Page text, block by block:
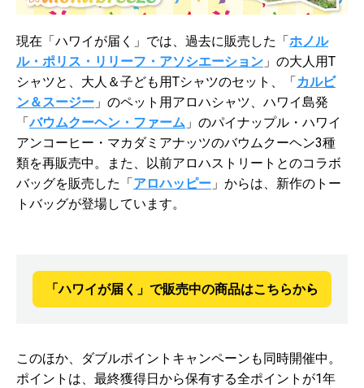
現在「ハワイが届く」では、過去に販売した「 ホノル
ル・ポリス・リリーフ・アソシエーション 」の大人用T
シャツと、大人＆子ども用Tシャツのセット、「 カルビ
ン＆スージー 」のペット用アロハシャツ、ハワイ島発
「バウムクーヘン・ファーム 」のパイナップル・ハワイ
アンコーヒー・マカダミアナッツのバウムクーヘン3種
類を再販売中。また、以前アロハストリートとのコラボ
バッグを販売した「 アロハッピー 」からは、新作のトー
トバッグが登場しています。
「ハワイが届く」で販売中の商品はこちらから
このほか、ダブルポイントキャンペーンも同時開催中。
ポイントは、最終獲得日から保有する全ポイントが1年